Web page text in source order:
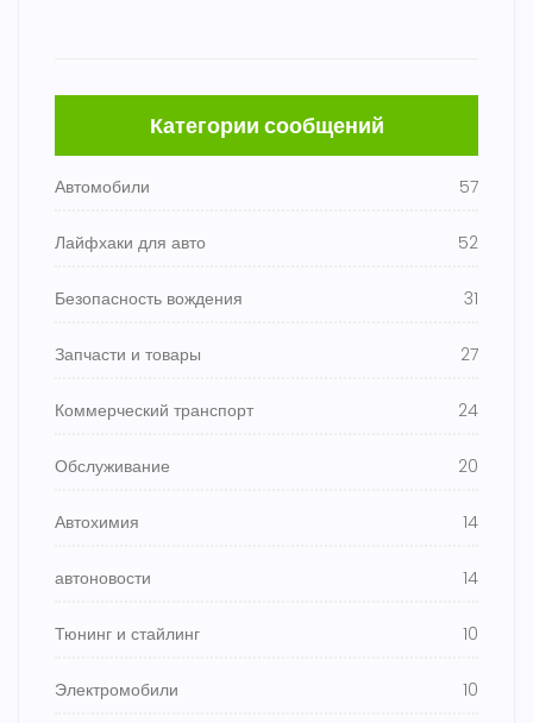
Категории сообщений
Автомобили 57
Лайфхаки для авто 52
Безопасность вождения 31
Запчасти и товары 27
Коммерческий транспорт 24
Обслуживание 20
Автохимия 14
автоновости 14
Тюнинг и стайлинг 10
Электромобили 10